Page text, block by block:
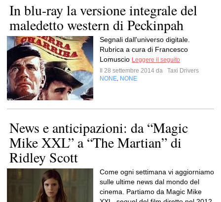
In blu-ray la versione integrale del
maledetto western di Peckinpah
Segnali dall'universo digitale.
Rubrica a cura di Francesco
Lomuscio Leggere il seguito
Il 28 settembre 2014 da
Taxi Drivers
NONE NONE
News e anticipazioni: da “Magic
Mike XXL” a “The Martian” di
Ridley Scott
Come ogni settimana vi aggiorniamo
sulle ultime news dal mondo del
cinema. Partiamo da Magic Mike